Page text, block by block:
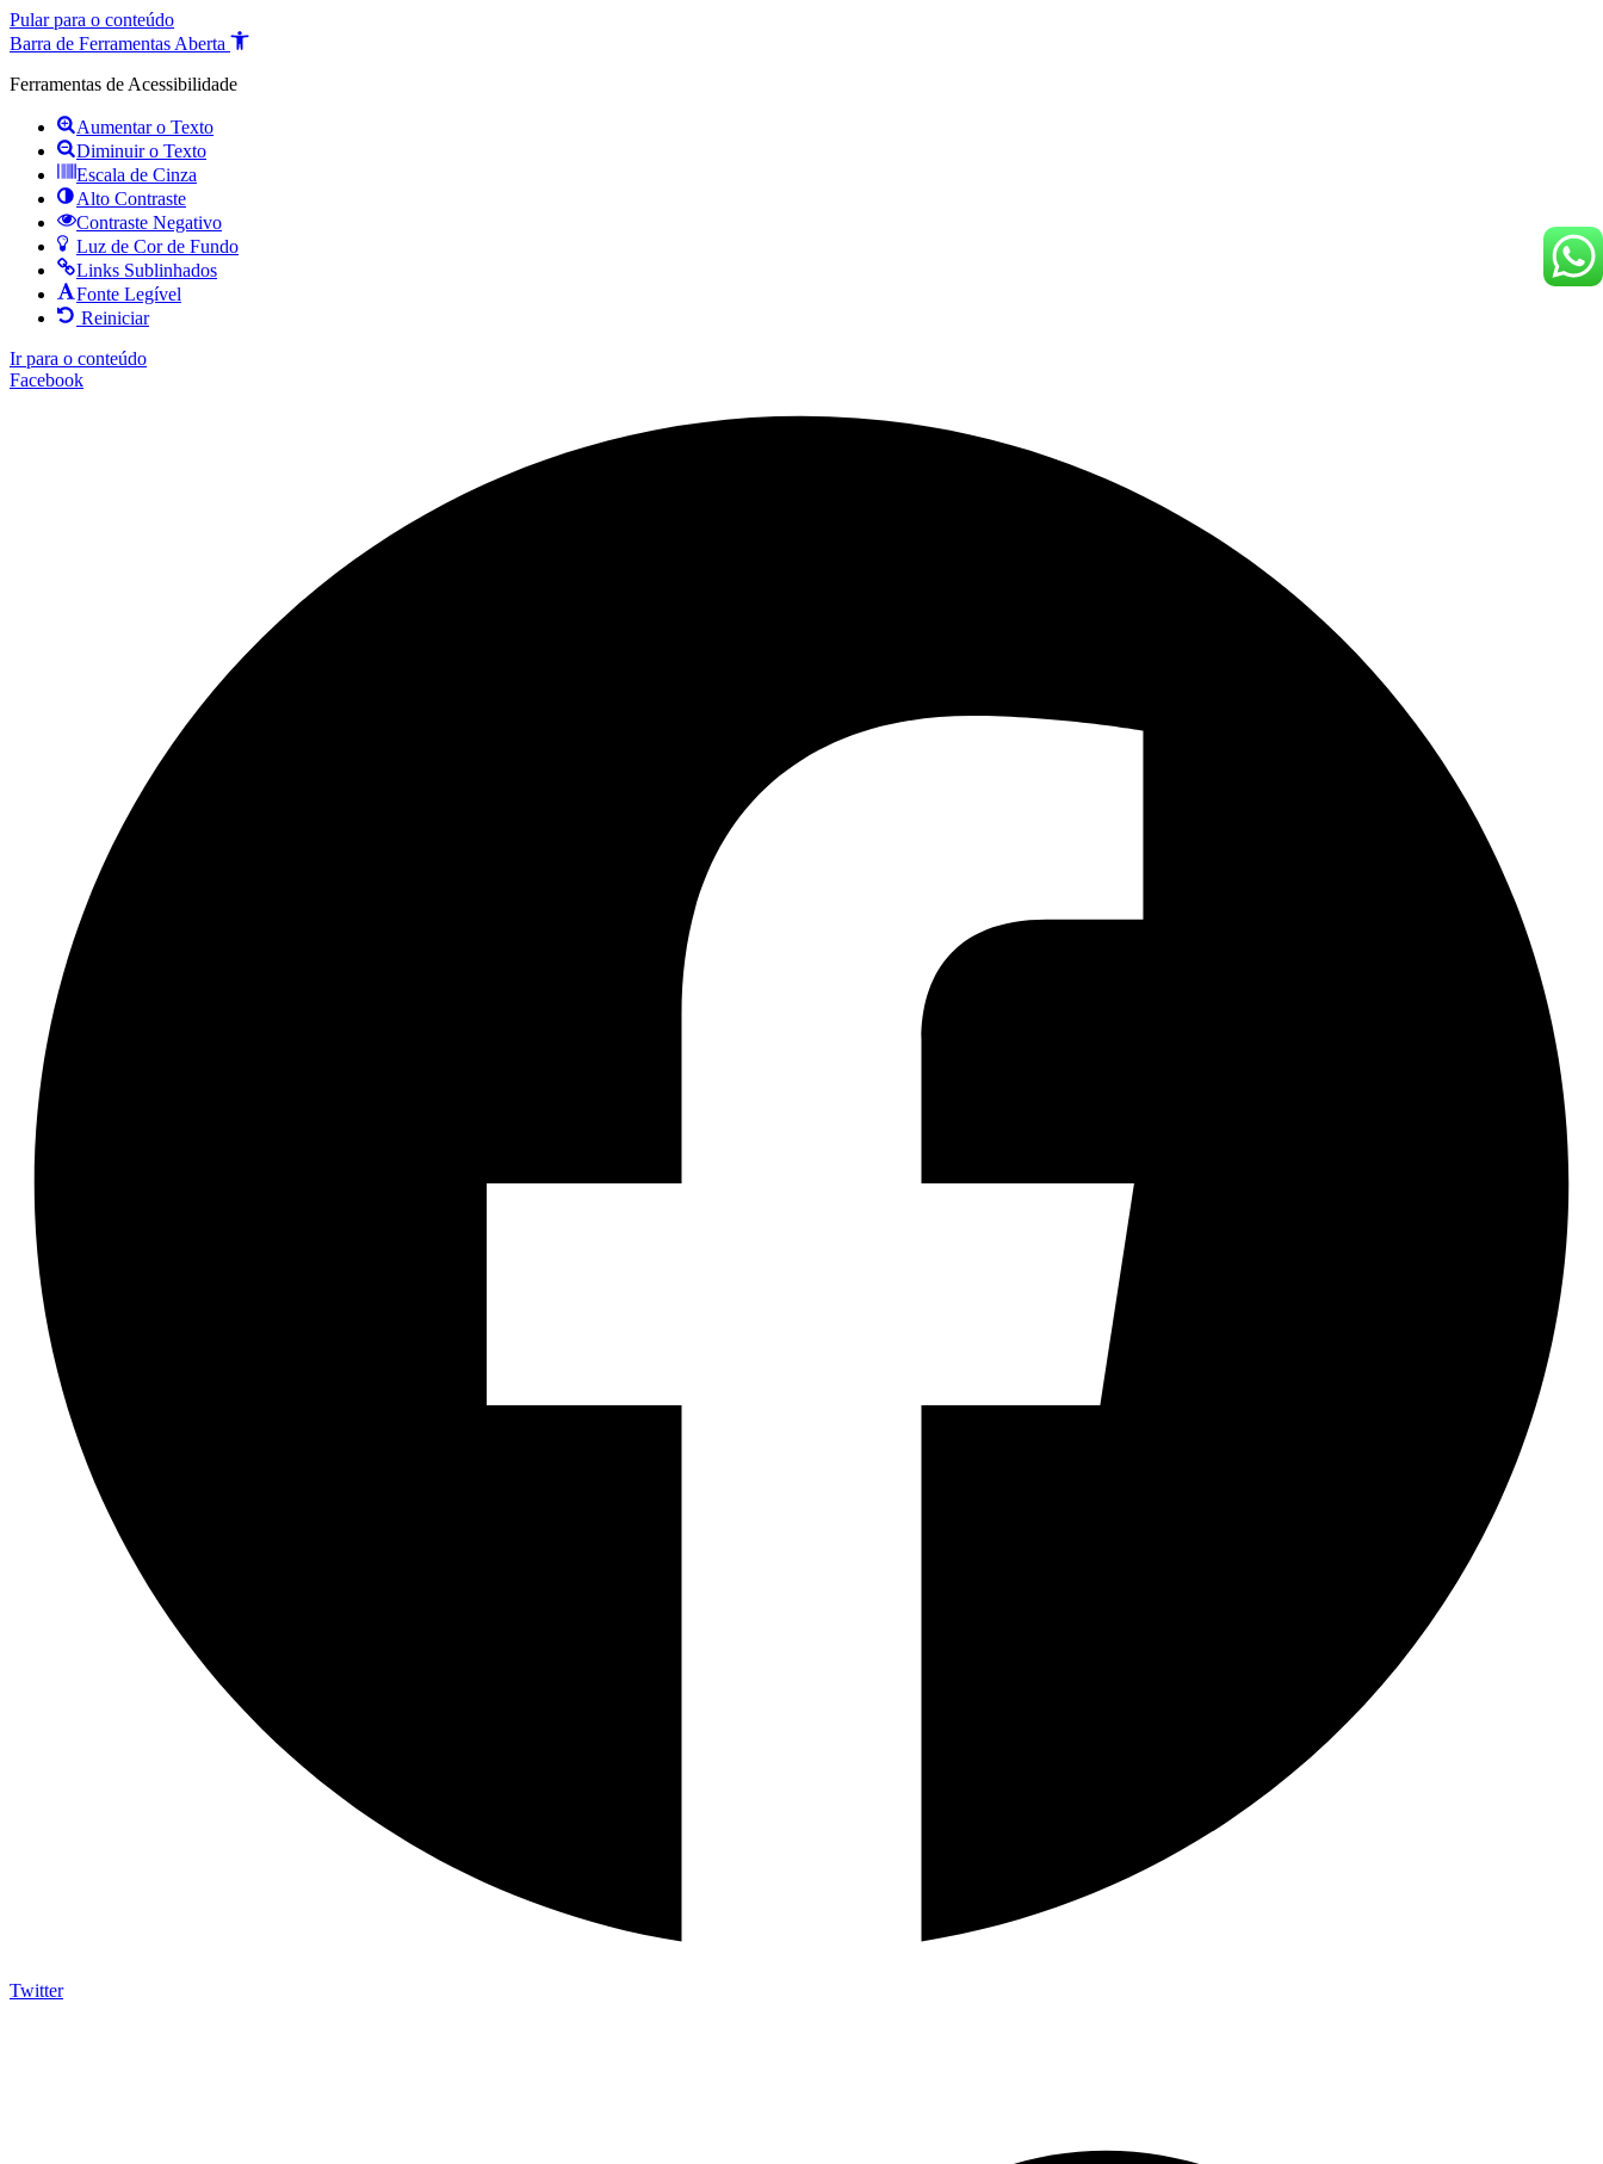
Pular para o conteúdo
Barra de Ferramentas Aberta
Ferramentas de Acessibilidade
Aumentar o Texto
Diminuir o Texto
Escala de Cinza
Alto Contraste
Contraste Negativo
Luz de Cor de Fundo
Links Sublinhados
Fonte Legível
Reiniciar
Ir para o conteúdo
Facebook
Twitter